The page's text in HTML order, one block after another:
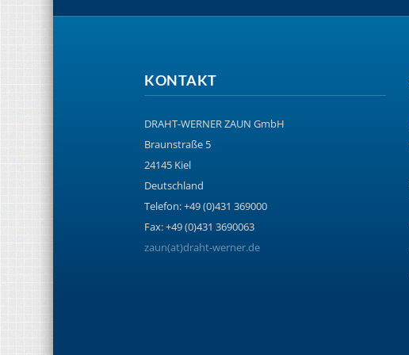
KONTAKT
DRAHT-WERNER ZAUN GmbH
Braunstraße 5
24145 Kiel
Deutschland
Telefon: +49 (0)431 369000
Fax: +49 (0)431 3690063
zaun(at)draht-werner.de